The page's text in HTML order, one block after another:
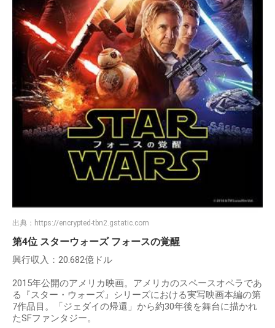
出典： https://encrypted-tbn2.gstatic.com
第4位 スターウォーズ フォースの覚醒
興行収入：20.682億ドル
2015年公開のアメリカ映画。アメリカのスペースオペラであ
る『スター・ウォーズ』シリーズにおける実写映画本編の第
7作品目。「ジェダイの帰還」から約30年後を舞台に描かれ
たSFファンタジー。